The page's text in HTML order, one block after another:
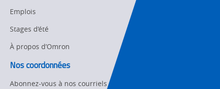
Training
Other
Policy
Emplois
Stages d’été
À propos d’Omron
Nos coordonnées
Abonnez-vous à nos courriels